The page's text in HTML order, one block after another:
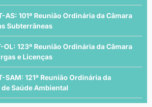
101ª Reunião Ordinária da Câmara
Subterrâneas
123ª Reunião Ordinária da Câmara
e Licenças
121ª Reunião Ordinária da
Saúde Ambiental